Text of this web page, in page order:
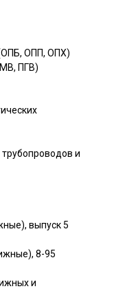
ОПП, ОПХ)
ПГВ)
и
выпуск 5
8-95
и